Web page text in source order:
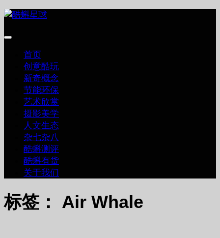
跳
内
首页
创意酷玩
新奇概念
节能环保
艺术欣赏
摄影美学
人文生态
杂七杂八
酷蝌测评
酷蝌有货
关于我们
标签： Air Whale